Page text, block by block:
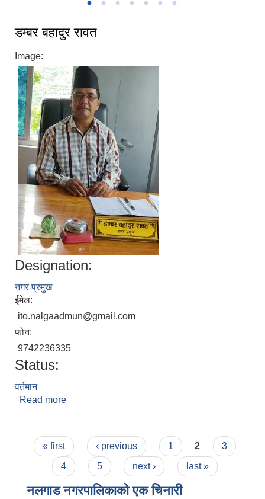
डम्बर बहादुर रावत
Image:
Designation:
नगर प्रमुख
ईमेल:
ito.nalgaadmun@gmail.com
फोन:
9742236335
Status:
वर्तमान
Read more
Pages
« first ‹ previous 1 2
3
4
5 next › last »
नलगाड नगरपालिकाको एक चिनारी